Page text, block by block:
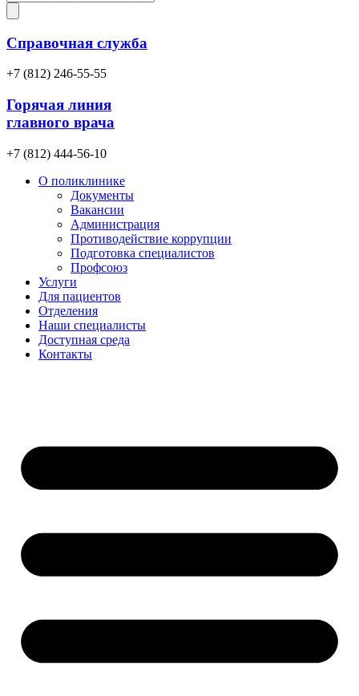
Справочная служба
+7 (812) 246-55-55
Горячая линия
главного врача
+7 (812) 444-56-10
О поликлинике
Документы
Вакансии
Администрация
Противодействие коррупции
Подготовка специалистов
Профсоюз
Услуги
Для пациентов
Отделения
Наши специалисты
Доступная среда
Контакты